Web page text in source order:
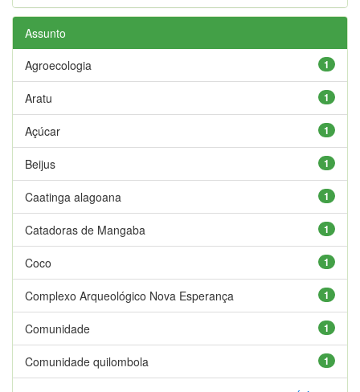
Assunto
1
Agroecologia
1
Aratu
1
Açúcar
1
Beijus
1
Caatinga alagoana
1
Catadoras de Mangaba
1
Coco
1
Complexo Arqueológico Nova Esperança
1
Comunidade
1
Comunidade quilombola